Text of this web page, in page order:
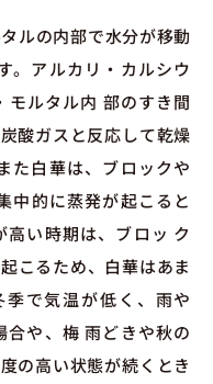
ルの内部で水分が移動
。アルカリ・カルシウ
モルタル内 部のすき間
酸ガスと反応して乾燥
た白華は、ブロックや
中的に蒸発が起こると
い時期は、ブロッ ク
こるため、白華はあま
で気温が低く、雨や
合や、梅 雨どきや秋の
の高い状態が続くとき